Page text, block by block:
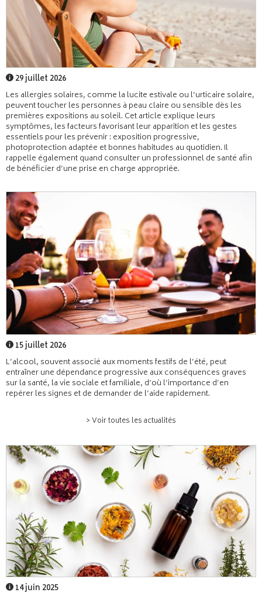
29 juillet 2026
Les allergies solaires, comme la lucite estivale ou l’urticaire solaire,
peuvent toucher les personnes à peau claire ou sensible dès les
premières expositions au soleil. Cet article explique leurs
symptômes, les facteurs favorisant leur apparition et les gestes
essentiels pour les prévenir : exposition progressive,
photoprotection adaptée et bonnes habitudes au quotidien. Il
rappelle également quand consulter un professionnel de santé afin
de bénéficier d’une prise en charge appropriée.
15 juillet 2026
L’alcool, souvent associé aux moments festifs de l’été, peut
entraîner une dépendance progressive aux conséquences graves
sur la santé, la vie sociale et familiale, d’où l’importance d’en
repérer les signes et de demander de l’aide rapidement.
> Voir toutes les actualités
14 juin 2025